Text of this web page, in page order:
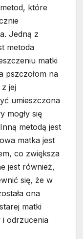
które
Jedną z
metoda
matki
pszczołom na
jej
umieszczona
mogły się
metodą jest
matka jest
co zwiększa
jest również,
się, że w
ona
matki
odrzucenia